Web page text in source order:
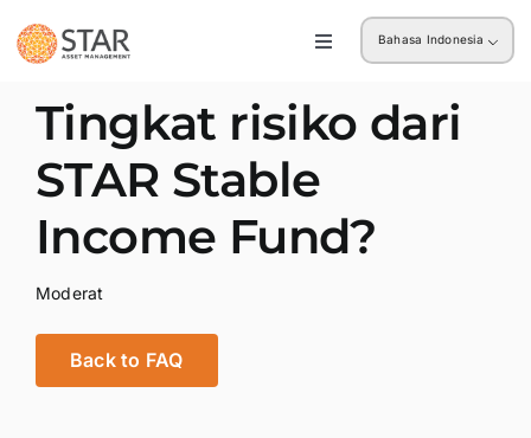
to
Toggle
Ritel
Institusi
Bahasa Indonesia
Tingkat risiko dari
STAR Stable
Income Fund?
Moderat
Back to FAQ